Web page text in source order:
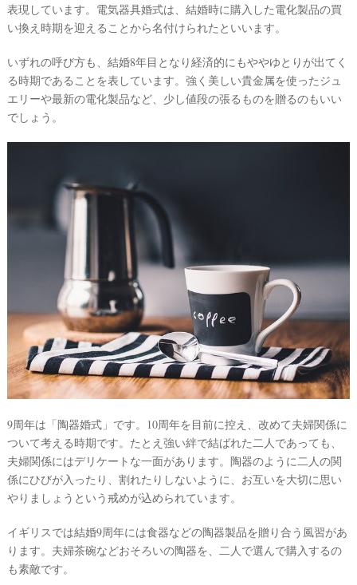
表現しています。電気器具婚式は、結婚時に購入した電化製品の買
い換え時期を迎えることから名付けられたといいます。
いずれの呼び方も、結婚8年目となり経済的にもややゆとりが出てく
る時期であることを表しています。強く美しい貴金属を使ったジュ
エリーや最新の電化製品など、少し値段の張るものを贈るのもいい
でしょう。
9周年は「陶器婚式」です。10周年を目前に控え、改めて夫婦関係に
ついて考える時期です。たとえ強い絆で結ばれた二人であっても、
夫婦関係にはデリケートな一面があります。陶器のように二人の関
係にひびが入ったり、割れたりしないように、お互いを大切に思い
やりましょうという戒めが込められています。
イギリスでは結婚9周年には食器などの陶器製品を贈り合う風習があ
ります。夫婦茶碗などおそろいの陶器を、二人で選んで購入するの
も素敵です。